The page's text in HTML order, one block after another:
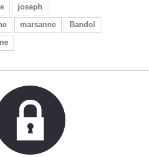
joseph
marsanne
Bandol